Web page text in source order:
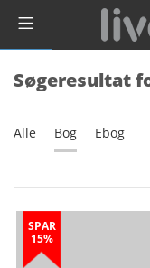
Søgeresultat
Alle Bog Ebog
SPAR
15%